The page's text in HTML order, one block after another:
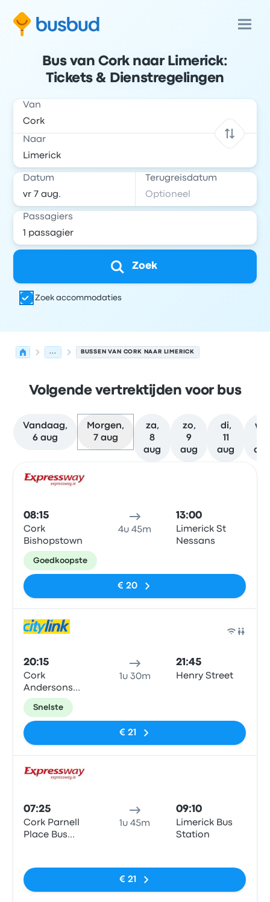
Bus van Cork naar Limerick:
Tickets & Dienstregelingen
Van
Naar
Datum Terugreisdatum
Passagiers
Zoek
Zoek accommodaties
... BUSSEN VAN CORK NAAR LIMERICK
Volgende vertrektijden voor bus
Vandaag,
6 aug
Morgen,
7 aug
za,
8
aug
zo,
9
aug
di,
11
aug
wo,
08:15
Cork
Bishopstown
4u 45m
13:00
Limerick St
Nessans
Goedkoopste
€ 20
20:15
Cork
Andersons
Quay
1u 30m
21:45
Henry Street
Snelste
€ 21
07:25
Cork Parnell
Place Bus
1u 45m
09:10
Limerick Bus
Station
€ 21